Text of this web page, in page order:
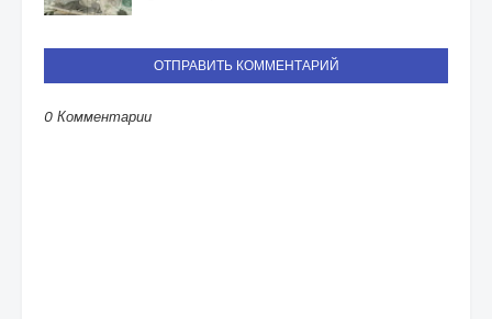
ОТПРАВИТЬ КОММЕНТАРИЙ
0 Комментарии